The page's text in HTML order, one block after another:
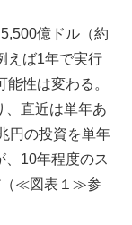
億ドル（約
えば1年で実行
性は変わる。
、直近は単年あ
円の投資を単年
、10年程度のス
（≪図表１≫参